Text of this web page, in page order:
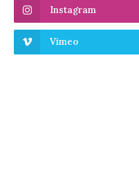
Instagram
Vimeo